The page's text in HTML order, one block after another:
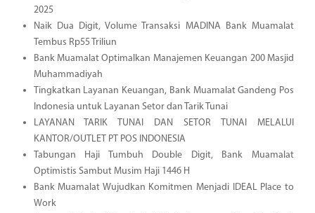
2025
Naik Dua Digit, Volume Transaksi MADINA Bank Muamalat
Tembus Rp55 Triliun
Bank Muamalat Optimalkan Manajemen Keuangan 200 Masjid
Muhammadiyah
Tingkatkan Layanan Keuangan, Bank Muamalat Gandeng Pos
Indonesia untuk Layanan Setor dan Tarik Tunai
LAYANAN TARIK TUNAI DAN SETOR TUNAI MELALUI
KANTOR/OUTLET PT POS INDONESIA
Tabungan Haji Tumbuh Double Digit, Bank Muamalat
Optimistis Sambut Musim Haji 1446 H
Bank Muamalat Wujudkan Komitmen Menjadi IDEAL Place to
Work